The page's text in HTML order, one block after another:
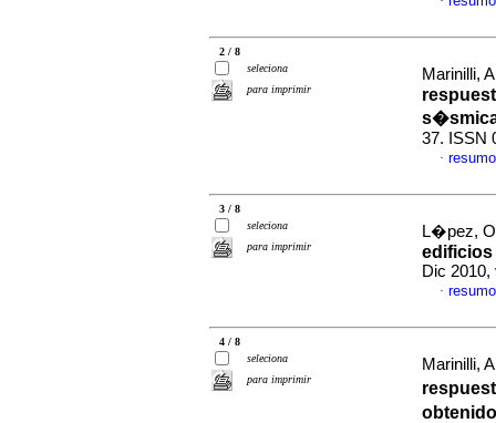
2 / 8
seleciona
para imprimir
Marinilli,
37. ISSN
·
3 / 8
seleciona
para imprimir
L�pez,
edificios
Dic 2010,
·
4 / 8
seleciona
para imprimir
Marinilli,